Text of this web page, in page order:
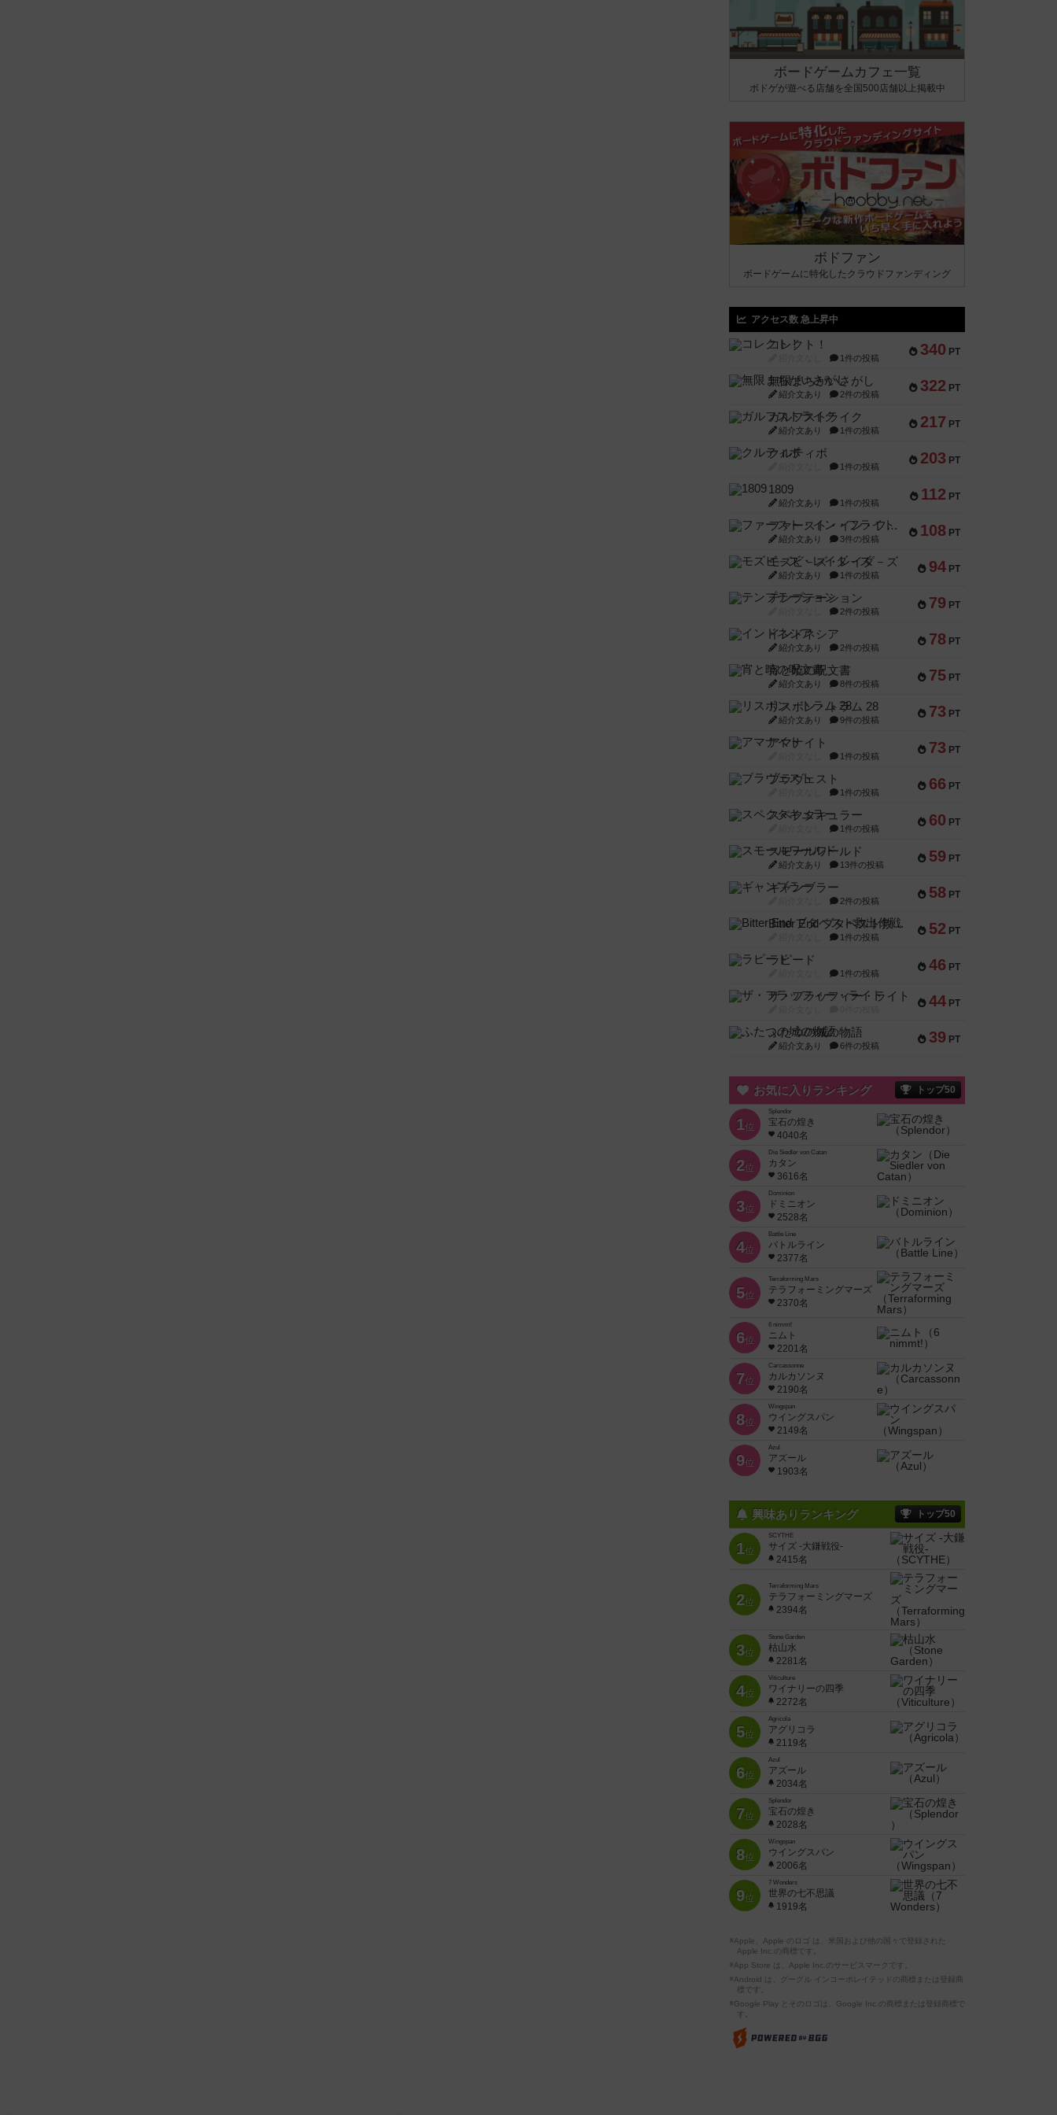
ボードゲームカフェ一覧
ボドゲが遊べる店舗を全国500店舗以上掲載中
ボドファン
ボードゲームに特化したクラウドファンディング
アクセス数 急上昇中
340 PT
コレクト！
1件の投稿
322 PT
無限まちがいさがし
紹介文あり 2件の投稿
217 PT
ガルフストライク
紹介文あり 1件の投稿
203 PT
クルティボ
1件の投稿
112 PT
1809
紹介文あり 1件の投稿
108 PT
ファースト・イン・フライト
紹介文あり 3件の投稿
94 PT
モズビ－ズ・レイダ－ズ
紹介文あり 1件の投稿
79 PT
テンプテーション
2件の投稿
78 PT
インドネシア
紹介文あり 2件の投稿
75 PT
宵と暁の呪文書
紹介文あり 8件の投稿
73 PT
リスボン・トラム 28
紹介文あり 9件の投稿
73 PT
アマナイト
1件の投稿
66 PT
ブラヴェスト
1件の投稿
60 PT
スペクタキュラー
1件の投稿
59 PT
スモールワールド
紹介文あり 13件の投稿
58 PT
ギャンブラー
2件の投稿
52 PT
Bitter End ブタペスト救出作戦
1件の投稿
46 PT
ラピード
1件の投稿
44 PT
ザ・フラッフィー・ライト
39 PT
ふたつの城の物語
紹介文あり 6件の投稿
お気に入りランキング トップ50
1位
Splendor
宝石の煌き
4040名
2位
Die Siedler von Catan
カタン
3616名
3位
Dominion
ドミニオン
2528名
4位
Battle Line
バトルライン
2377名
5位
Terraforming Mars
テラフォーミングマーズ
2370名
6位
6 nimmt!
ニムト
2201名
7位
Carcassonne
カルカソンヌ
2190名
8位
Wingspan
ウイングスパン
2149名
9位
Azul
アズール
1903名
興味ありランキング トップ50
1位
SCYTHE
サイズ -大鎌戦役-
2415名
2位
Terraforming Mars
テラフォーミングマーズ
2394名
3位
Stone Garden
枯山水
2281名
4位
Viticulture
ワイナリーの四季
2272名
5位
Agricola
アグリコラ
2119名
6位
Azul
アズール
2034名
7位
Splendor
宝石の煌き
2028名
8位
Wingspan
ウイングスパン
2006名
9位
7 Wonders
世界の七不思議
1919名
※Apple、Apple のロゴ は、米国および他の国々で登録された
Apple Inc.の商標です。
※App Store は、Apple Inc.のサービスマークです。
※Android は、グーグル インコーポレイテッドの商標または登録商
標です。
※Google Play とそのロゴは、Google Inc.の商標または登録商標で
す。